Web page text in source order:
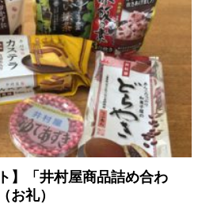
】「井村屋商品詰め合わ
お礼）